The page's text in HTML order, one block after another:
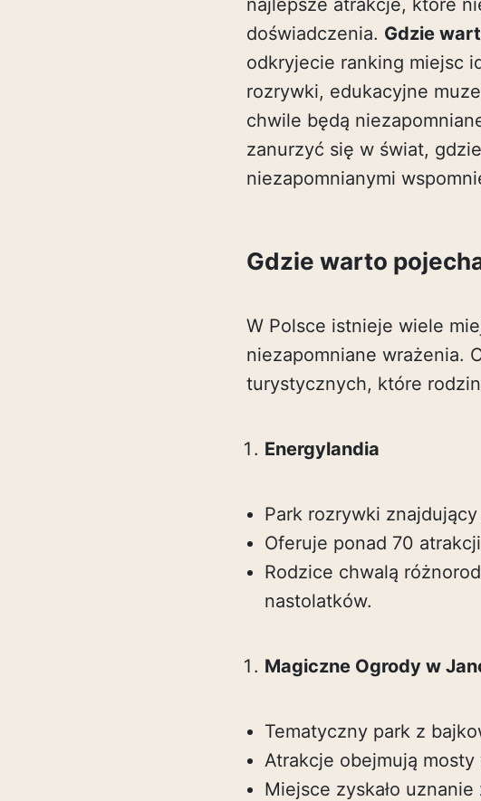
najlepsze atrakcje, które
doświadczenia. Gdzie
odkryjecie ranking miejsc
rozrywki, edukacyjne
chwile będą
zanurzyć się w świat,
niezapomnianymi
Gdzie warto
W Polsce istnieje wiele
niezapomniane wrażenia.
turystycznych, które
Energylandia
Park rozrywki
Oferuje ponad 70
Rodzice chwalą
nastolatków.
Magiczne Ogrody w
Tematyczny park z
Atrakcje obejmują
Miejsce zyskało